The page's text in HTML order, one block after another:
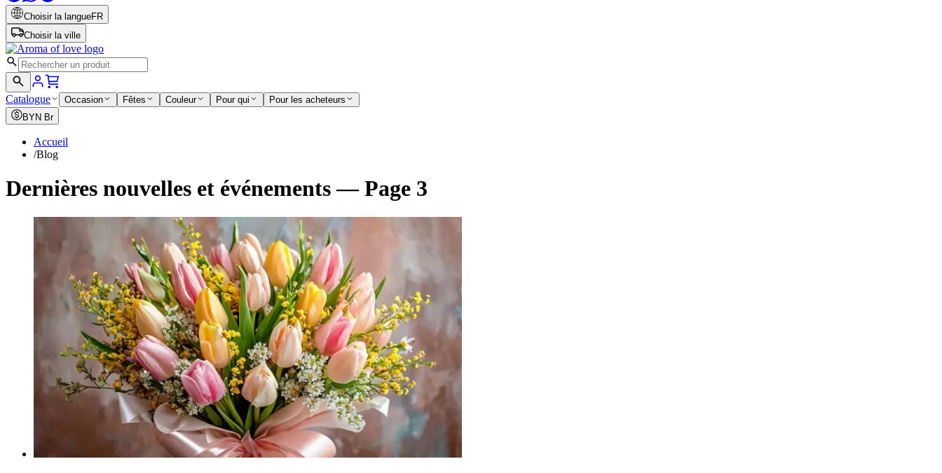
Choisir la langueFR
Choisir la ville
Catalogue Occasion Fêtes Couleur Pour qui
Pour les acheteurs
BYN Br
Accueil
/Blog
Dernières nouvelles et événements — Page 3